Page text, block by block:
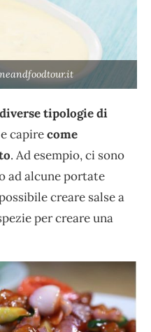
diverse tipologie di
capirecome
. Ad esempio, ci sono
ad alcune portate
creare salse a
per creare una